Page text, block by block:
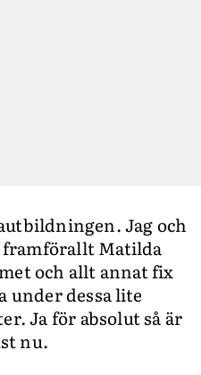
Jag och
framförallt Matilda
och allt annat fix
under dessa lite
Ja för absolut så är
nu.